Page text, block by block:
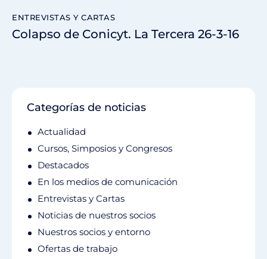
ENTREVISTAS Y CARTAS
Colapso de Conicyt. La Tercera 26-3-16
Categorías de noticias
Actualidad
Cursos, Simposios y Congresos
Destacados
En los medios de comunicación
Entrevistas y Cartas
Noticias de nuestros socios
Nuestros socios y entorno
Ofertas de trabajo